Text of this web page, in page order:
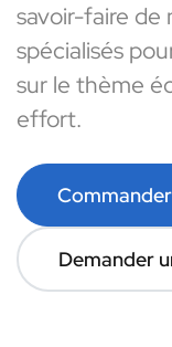
savoir-faire de
spécialisés
sur le thème
effort.
Demander